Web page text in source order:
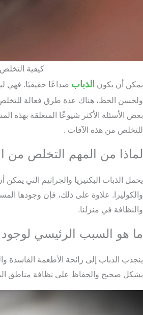
كيفية
يمكن أن يكون الذباب صداعًا حقيقيًا. فهي
ولحسن الحظ، هناك عدة طرق فعالة
بعض الأسئلة الأكثر شيوعًا المتعلقة بهذه
للتخلص من هذه الآفات .
لماذا من المهم التخلص من
يحمل الذباب البكتيريا والجراثيم التي
والكوليرا. علاوة على ذلك، فإن وجودها
والنظافة في منزلنا.
ما هو السبب الرئيسي
ينجذب الذباب إلى رائحة الأطعمة الفاسدة
بشكل صحيح والحفاظ على نظافة مناطق